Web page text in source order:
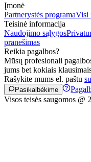
Įmonė
Partnerystės programaVisi
Teisinė informacija
Naudojimo sąlygos
pranešimas
Reikia pagalbos?
Mūsų profesionali
jums bet kokiais
Rašykite mums el. paštu
Pasikalbėkime
Visos teisės saugomos @